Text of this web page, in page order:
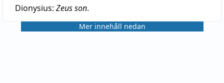
Dionysius: Zeus son.
Mer innehåll nedan